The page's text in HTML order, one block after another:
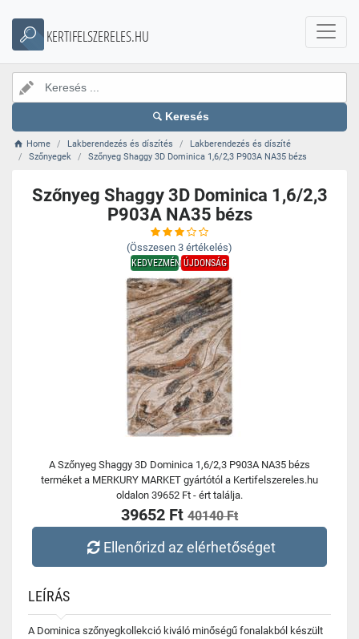
KERTIFELSZERELES.HU
Keresés
Home Lakberendezés és díszítés
Lakberendezés és díszíté
Szőnyegek
Szőnyeg Shaggy 3D Dominica 1,6/2,3 P903A NA35 bézs
Szőnyeg Shaggy 3D Dominica 1,6/2,3
P903A NA35 bézs
(Összesen 3 értékelés)
KEDVEZMÉNYÚJDONSÁG
A Szőnyeg Shaggy 3D Dominica 1,6/2,3 P903A NA35 bézs
terméket a MERKURY MARKET gyártótól a Kertifelszereles.hu
oldalon 39652 Ft - ért találja.
39652 Ft 40140 Ft
Ellenőrizd az elérhetőséget
LEÍRÁS
A Dominica szőnyegkollekció kiváló minőségű fonalakból készült